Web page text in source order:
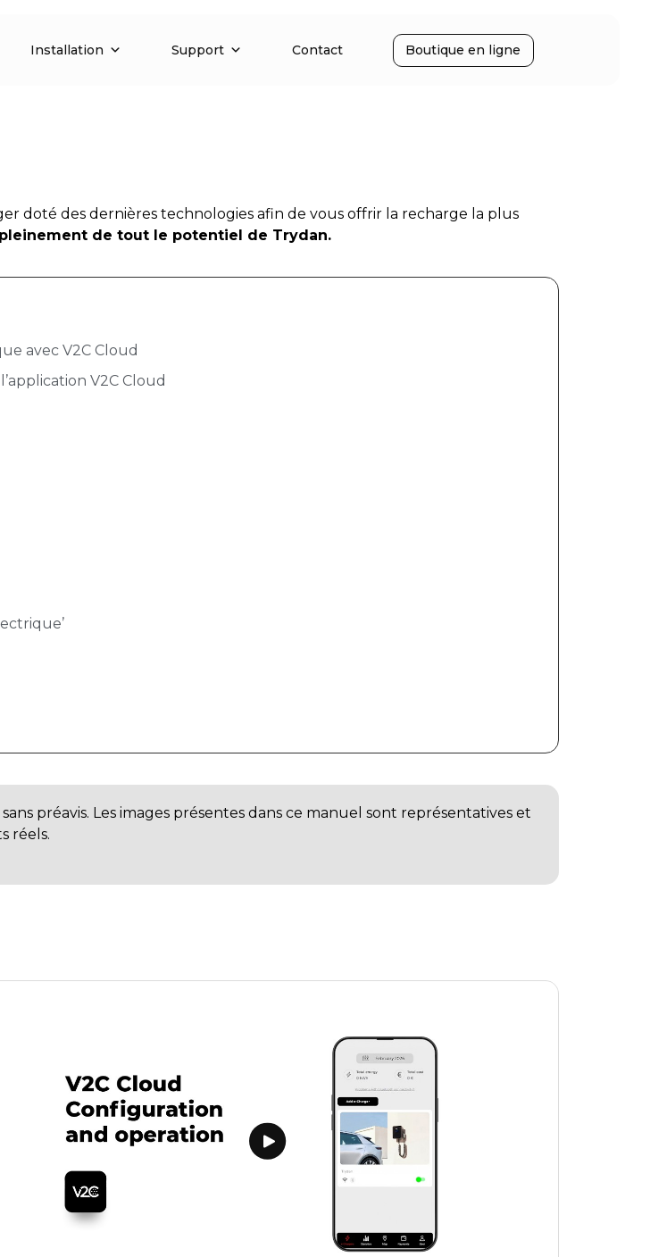
Installation Support Contact Boutique en ligne
doté des dernières technologies afin de vous offrir la recharge la plus
de tout le potentiel de Trydan.
avec V2C Cloud
V2C Cloud
préavis. Les images présentes dans ce manuel sont représentatives et
réels.